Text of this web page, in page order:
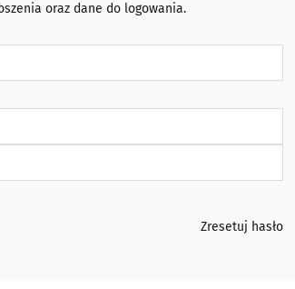
oraz dane do logowania.
Zresetuj hasło